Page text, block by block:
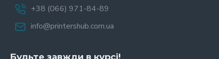
+38 (066) 971-84-89
info@printershub.com.ua